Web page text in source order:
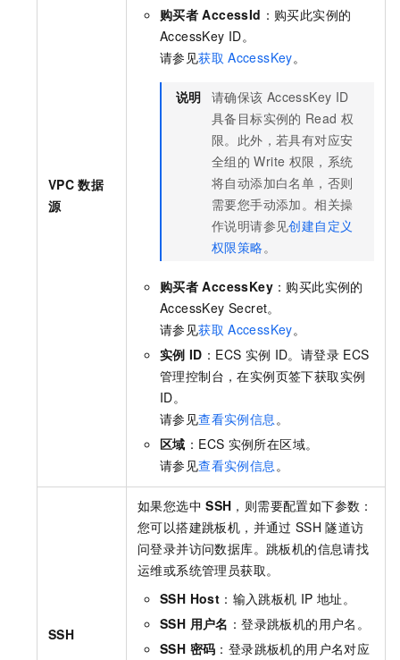
VPC 数据
源
购买者 AccessId ：购买此实例的
AccessKey ID。
请参见获取 AccessKey。
说明 请确保该 AccessKey ID
具备目标实例的 Read 权
限。此外，若具有对应安
全组的 Write 权限，系统
将自动添加白名单，否则
需要您手动添加。相关操
作说明请参见创建自定义
权限策略。
购买者 AccessKey ：购买此实例的
AccessKey Secret。
请参见获取 AccessKey。
实例 ID ：ECS 实例 ID。请登录 ECS
管理控制台，在实例页签下获取实例
ID。
请参见查看实例信息。
区域 ：ECS 实例所在区域。
请参见查看实例信息。
SSH
如果您选中 SSH ，则需要配置如下参数：
您可以搭建跳板机，并通过 SSH 隧道访
问登录并访问数据库。跳板机的信息请找
运维或系统管理员获取。
SSH Host ：输入跳板机 IP 地址。
SSH 用户名 ：登录跳板机的用户名。
SSH 密码 ：登录跳板机的用户名对应